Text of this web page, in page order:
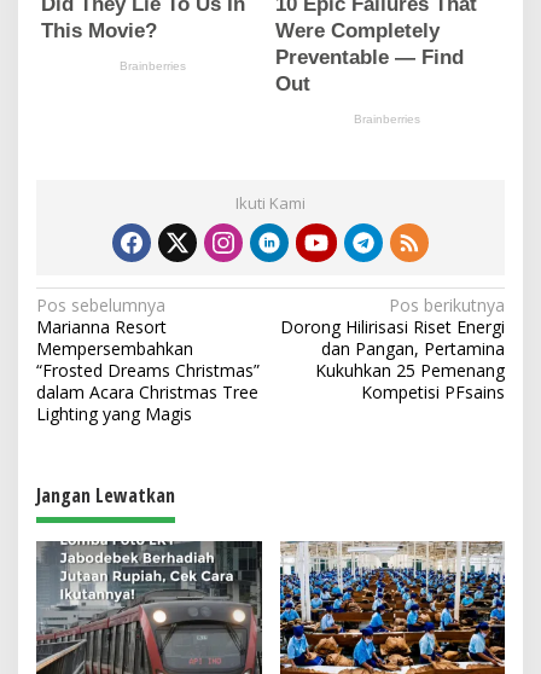
Ikuti Kami
N
a
v
i
a
s
i
p
o
s
Pos sebelumnya
Marianna Resort
Mempersembahkan
“Frosted Dreams Christmas”
dalam Acara Christmas Tree
Lighting yang Magis
Pos berikutnya
Dorong Hilirisasi Riset Energi
dan Pangan, Pertamina
Kukuhkan 25 Pemenang
Kompetisi PFsains
Jangan Lewatkan